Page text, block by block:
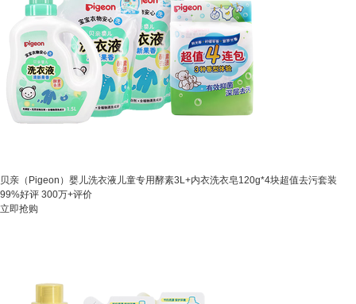
贝亲（Pigeon）婴儿洗衣液儿童专用酵素3L+内衣洗衣皂120g*4块超值去污套装
99%好评 300万+评价
立即抢购